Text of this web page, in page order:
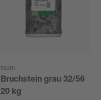
toom
Bruchstein grau 32/56
20 kg